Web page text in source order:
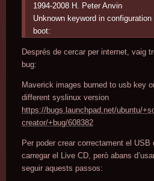
1994-2008 H. Peter Anvin
Unknown keyword in configuration
boot:
Després de cercar per internet, vaig
bug:
Maverick images burned to usb key
different syslinux version
https://bugs.launchpad.net/ubuntu/
creator/+bug/608382
Per poder crear correctament el USB
carregar el Live CD, però abans
seguir aquests passos: